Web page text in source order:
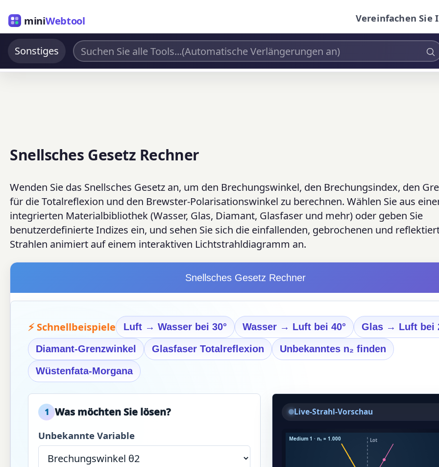
miniWebtool Vereinfachen Sie
Sonstiges
Snellsches Gesetz Rechner
Wenden Sie das Snellsches Gesetz an, um den Brechungswinkel, den Brechungsindex, den
für die Totalreflexion und den Brewster-Polarisationswinkel zu berechnen. Wählen Sie aus
integrierten Materialbibliothek (Wasser, Glas, Diamant, Glasfaser und mehr) oder geben Sie
benutzerdefinierte Indizes ein, und sehen Sie sich die einfallenden, gebrochenen und
Strahlen animiert auf einem interaktiven Lichtstrahldiagramm an.
Snellsches Gesetz Rechner
⚡ Schnellbeispiele Luft → Wasser bei 30° Wasser → Luft bei 40° Glas → Luft bei
Diamant-Grenzwinkel Glasfaser Totalreflexion Unbekanntes n₂ finden
Wüstenfata-Morgana
1 Was möchten Sie lösen?
Unbekannte Variable
Live-Strahl-Vorschau
Lot
Medium 1 · n₁ = 1.000